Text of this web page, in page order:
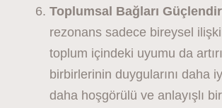
Toplumsal Bağları
rezonans sadece bireysel
toplum içindeki uyumu da
birbirlerinin duygularını daha
daha hoşgörülü ve anlayışlı